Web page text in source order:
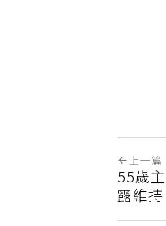
上一篇
55歲
露維